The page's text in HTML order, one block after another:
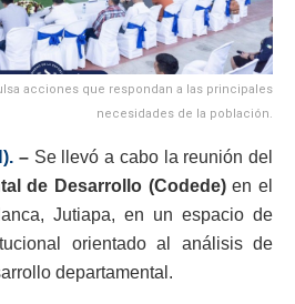
acciones que respondan a las principales
necesidades de la población.
–Se llevó a cabo la reunión del
de Desarrollo (Codede)en el
Jutiapa, en un espacio de
orientado al análisis de
departamental.